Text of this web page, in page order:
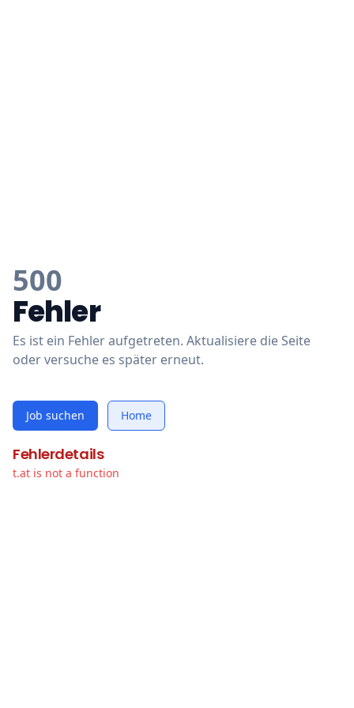
500
Fehler
Es ist ein Fehler aufgetreten. Aktualisiere die Seite
oder versuche es später erneut.
Job suchen Home
Fehlerdetails
t.at is not a function